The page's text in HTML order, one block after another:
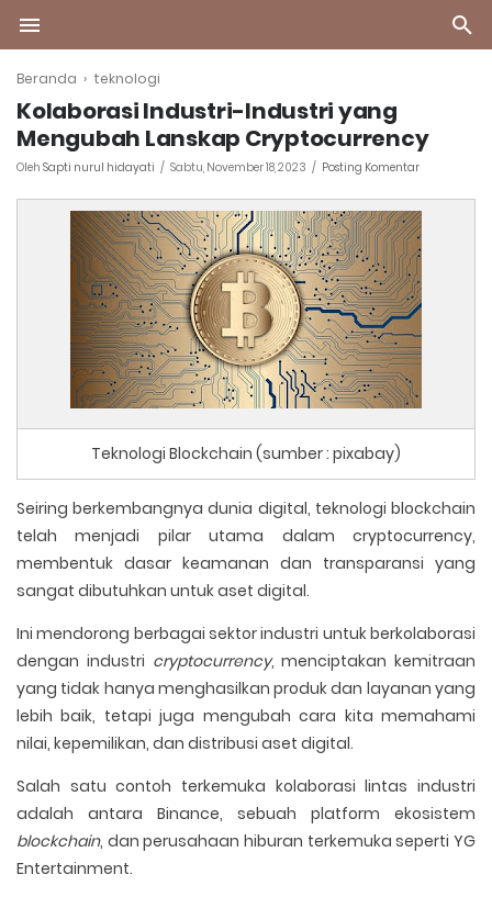
Beranda › teknologi
Kolaborasi Industri-Industri yang
Mengubah Lanskap Cryptocurrency
Oleh Sapti nurul hidayati Sabtu, November 18, 2023 Posting Komentar
Teknologi Blockchain (sumber : pixabay)
Seiring berkembangnya dunia digital, teknologi blockchain
telah menjadi pilar utama dalam cryptocurrency,
membentuk dasar keamanan dan transparansi yang
sangat dibutuhkan untuk aset digital.
Ini mendorong berbagai sektor industri untuk berkolaborasi
dengan industri cryptocurrency, menciptakan kemitraan
yang tidak hanya menghasilkan produk dan layanan yang
lebih baik, tetapi juga mengubah cara kita memahami
nilai, kepemilikan, dan distribusi aset digital.
Salah satu contoh terkemuka kolaborasi lintas industri
adalah antara Binance, sebuah platform ekosistem
blockchain, dan perusahaan hiburan terkemuka seperti YG
Entertainment.